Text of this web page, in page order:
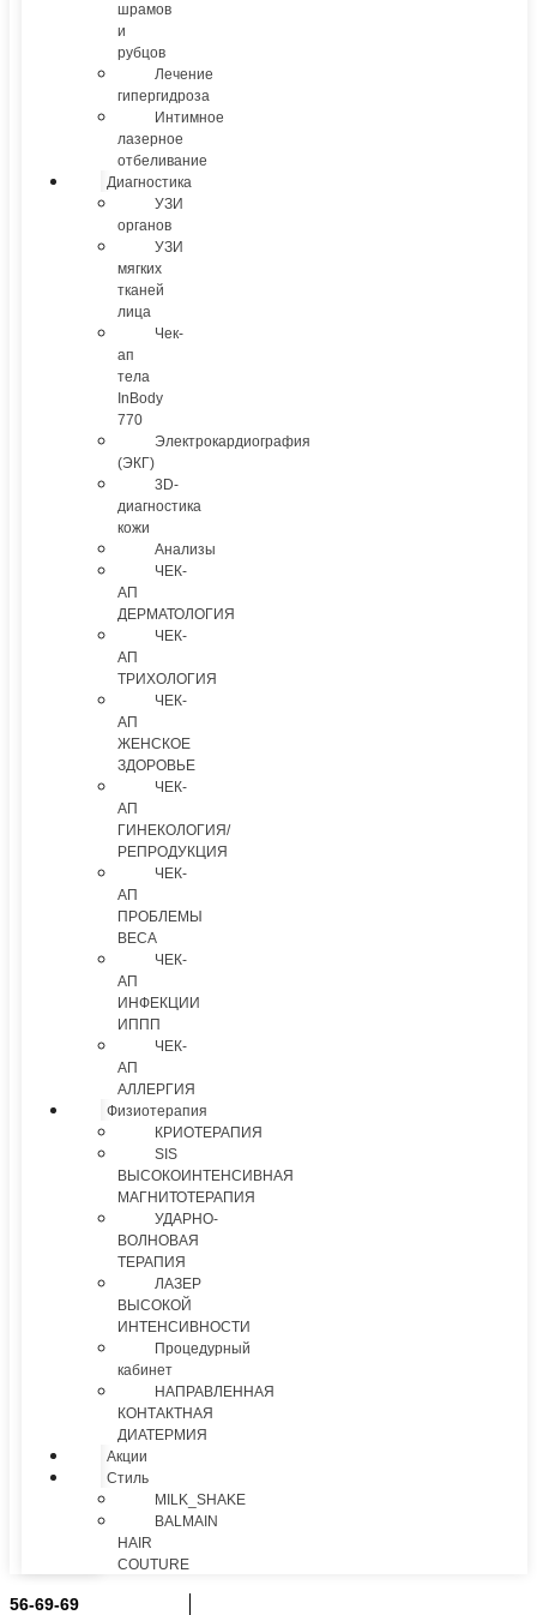
шрамов
и
рубцов
Лечение
гипергидроза
Интимное
лазерное
отбеливание
Диагностика
УЗИ
органов
УЗИ
мягких
тканей
лица
Чек-
ап
тела
InBody
770
Электрокардиография
(ЭКГ)
3D-
диагностика
кожи
Анализы
ЧЕК-
АП
ДЕРМАТОЛОГИЯ
ЧЕК-
АП
ТРИХОЛОГИЯ
ЧЕК-
АП
ЖЕНСКОЕ
ЗДОРОВЬЕ
ЧЕК-
АП
ГИНЕКОЛОГИЯ/
РЕПРОДУКЦИЯ
ЧЕК-
АП
ПРОБЛЕМЫ
ВЕСА
ЧЕК-
АП
ИНФЕКЦИИ
ИППП
ЧЕК-
АП
АЛЛЕРГИЯ
Физиотерапия
КРИОТЕРАПИЯ
SIS
ВЫСОКОИНТЕНСИВНАЯ
МАГНИТОТЕРАПИЯ
УДАРНО-
ВОЛНОВАЯ
ТЕРАПИЯ
ЛАЗЕР
ВЫСОКОЙ
ИНТЕНСИВНОСТИ
Процедурный
кабинет
НАПРАВЛЕННАЯ
КОНТАКТНАЯ
ДИАТЕРМИЯ
Акции
Стиль
MILK_SHAKE
BALMAIN
HAIR
COUTURE
56-69-69